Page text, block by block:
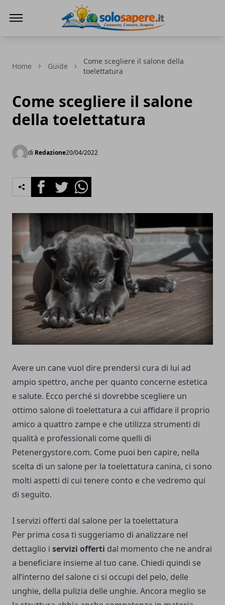
Home Guide
Come scegliere il salone della
toelettatura
Come scegliere il salone
della toelettatura
di Redazione20/04/2022
FacebookTwitterWhatsapp
Avere un cane vuol dire prendersi cura di lui ad
ampio spettro, anche per quanto concerne estetica
e salute. Ecco perché si dovrebbe scegliere un
ottimo salone di toelettatura a cui affidare il proprio
amico a quattro zampe e che utilizza strumenti di
qualità e professionali come quelli di
Petenergystore.com. Come puoi ben capire, nella
scelta di un salone per la toelettatura canina, ci sono
molti aspetti di cui tenere conto e che vedremo qui
di seguito.
I servizi offerti dal salone per la toelettatura
Per prima cosa ti suggeriamo di analizzare nel
dettaglio i servizi offerti dal momento che ne andrai
a beneficiare insieme al tuo cane. Chiedi quindi se
all’interno del salone ci si occupi del pelo, delle
unghie, della pulizia delle unghie. Ancora meglio se